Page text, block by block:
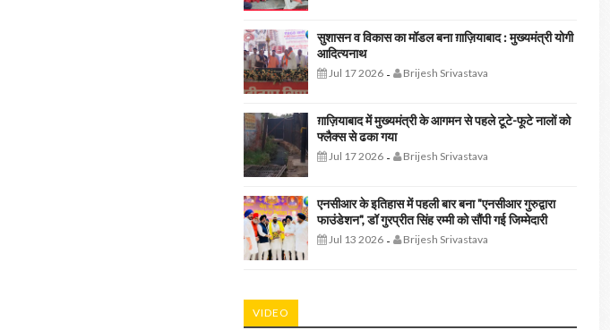
सुशासन व विकास का मॉडल बना ग़ाज़ियाबाद : ​मुख्यमंत्री योगी
आदित्यनाथ
Jul 17 2026- Brijesh Srivastava
ग़ाज़ियाबाद में मुख्यमंत्री के आगमन से पहले टूटे-फूटे नालों को
फ्लैक्स से ढका गया
Jul 17 2026- Brijesh Srivastava
एनसीआर के इतिहास में पहली बार बना "एनसीआर गुरुद्वारा
फाउंडेशन", डॉ गुरप्रीत सिंह रम्मी को सौंपी गई जिम्मेदारी
Jul 13 2026- Brijesh Srivastava
VIDEO